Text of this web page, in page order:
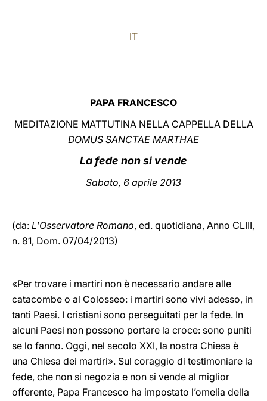
IT
PAPA FRANCESCO
MEDITAZIONE MATTUTINA NELLA CAPPELLA DELLA
DOMUS SANCTAE MARTHAE
La fede non si vende
Sabato, 6 aprile 2013
(da: L'Osservatore Romano, ed. quotidiana, Anno CLIII,
n. 81, Dom. 07/04/2013)
«Per trovare i martiri non è necessario andare alle
catacombe o al Colosseo: i martiri sono vivi adesso, in
tanti Paesi. I cristiani sono perseguitati per la fede. In
alcuni Paesi non possono portare la croce: sono puniti
se lo fanno. Oggi, nel secolo XXI, la nostra Chiesa è
una Chiesa dei martiri». Sul coraggio di testimoniare la
fede, che non si negozia e non si vende al miglior
offerente, Papa Francesco ha impostato l’omelia della